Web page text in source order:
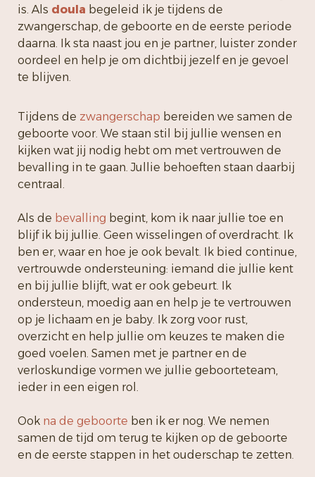
is. Als doula begeleid ik je tijdens de
zwangerschap, de geboorte en de eerste periode
daarna. Ik sta naast jou en je partner, luister zonder
oordeel en help je om dichtbij jezelf en je gevoel
te blijven.
Tijdens de zwangerschap bereiden we samen de
geboorte voor. We staan stil bij jullie wensen en
kijken wat jij nodig hebt om met vertrouwen de
bevalling in te gaan. Jullie behoeften staan daarbij
centraal.
Als de bevalling begint, kom ik naar jullie toe en
blijf ik bij jullie. Geen wisselingen of overdracht. Ik
ben er, waar en hoe je ook bevalt. Ik bied continue,
vertrouwde ondersteuning: iemand die jullie kent
en bij jullie blijft, wat er ook gebeurt. Ik
ondersteun, moedig aan en help je te vertrouwen
op je lichaam en je baby. Ik zorg voor rust,
overzicht en help jullie om keuzes te maken die
goed voelen. Samen met je partner en de
verloskundige vormen we jullie geboorteteam,
ieder in een eigen rol.
Ook na de geboorte ben ik er nog. We nemen
samen de tijd om terug te kijken op de geboorte
en de eerste stappen in het ouderschap te zetten.